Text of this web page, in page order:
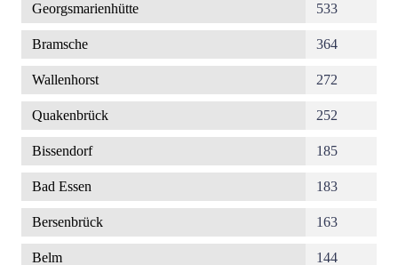
Georgsmarienhütte 533
Bramsche 364
Wallenhorst 272
Quakenbrück 252
Bissendorf 185
Bad Essen 183
Bersenbrück 163
Belm 144